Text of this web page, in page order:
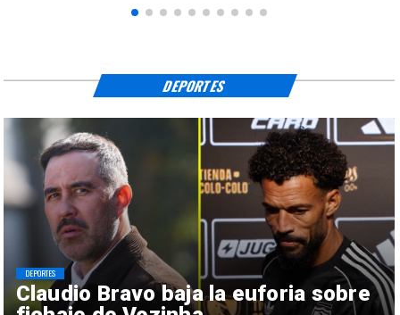
Claudio Bravo baja la euforia sobre
DEPORTES
DEPORTES